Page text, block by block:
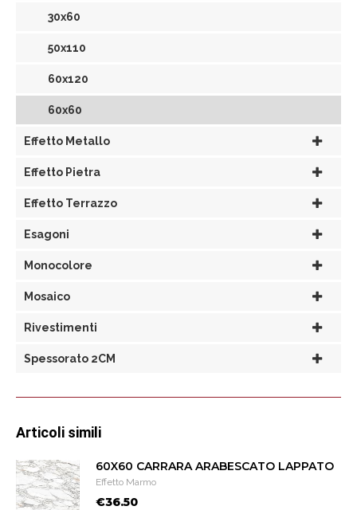
30x60
50x110
60x120
60x60
Effetto Metallo
Effetto Pietra
Effetto Terrazzo
Esagoni
Monocolore
Mosaico
Rivestimenti
Spessorato 2CM
Articoli simili
60X60 CARRARA ARABESCATO LAPPATO
Effetto Marmo
€36.50